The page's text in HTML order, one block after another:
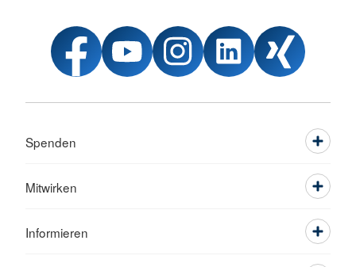
Spenden
Mitwirken
Informieren